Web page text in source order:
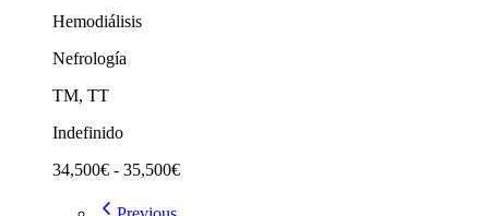
Hemodiálisis
Nefrología
TM, TT
Indefinido
34,500€ - 35,500€